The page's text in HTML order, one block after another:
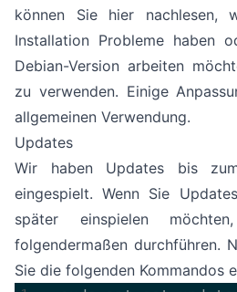
können Sie hier nachlesen,
Installation Probleme haben
Debian-Version arbeiten
zu verwenden. Einige
allgemeinen Verwendung.
Updates
Wir haben Updates bis
eingespielt. Wenn Sie
später einspielen
folgendermaßen durchführen.
Sie die folgenden Kommandos